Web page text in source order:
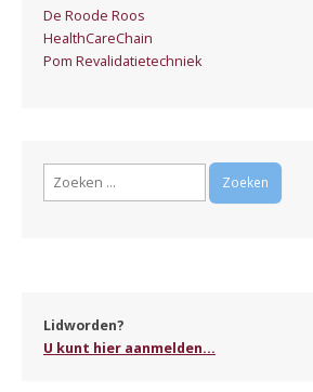
De Roode Roos
HealthCareChain
Pom Revalidatietechniek
Zoeken
Lidworden?
U kunt hier aanmelden...